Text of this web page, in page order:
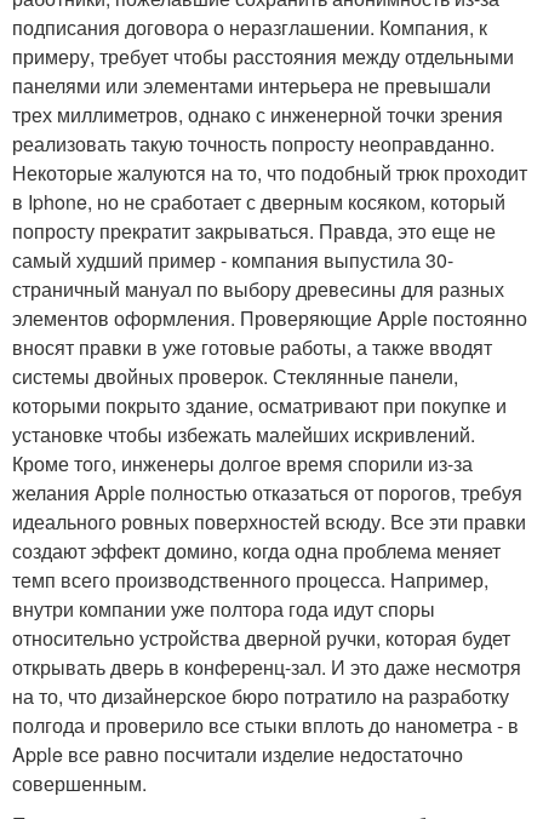
подписания договора о неразглашении. Компания, к
примеру, требует чтобы расстояния между отдельными
панелями или элементами интерьера не превышали
трех миллиметров, однако с инженерной точки зрения
реализовать такую точность попросту неоправданно.
Некоторые жалуются на то, что подобный трюк проходит
в Iphone, но не сработает с дверным косяком, который
попросту прекратит закрываться. Правда, это еще не
самый худший пример - компания выпустила 30-
страничный мануал по выбору древесины для разных
элементов оформления. Проверяющие Apple постоянно
вносят правки в уже готовые работы, а также вводят
системы двойных проверок. Стеклянные панели,
которыми покрыто здание, осматривают при покупке и
установке чтобы избежать малейших искривлений.
Кроме того, инженеры долгое время спорили из-за
желания Apple полностью отказаться от порогов, требуя
идеального ровных поверхностей всюду. Все эти правки
создают эффект домино, когда одна проблема меняет
темп всего производственного процесса. Например,
внутри компании уже полтора года идут споры
относительно устройства дверной ручки, которая будет
открывать дверь в конференц-зал. И это даже несмотря
на то, что дизайнерское бюро потратило на разработку
полгода и проверило все стыки вплоть до нанометра - в
Apple все равно посчитали изделие недостаточно
совершенным.